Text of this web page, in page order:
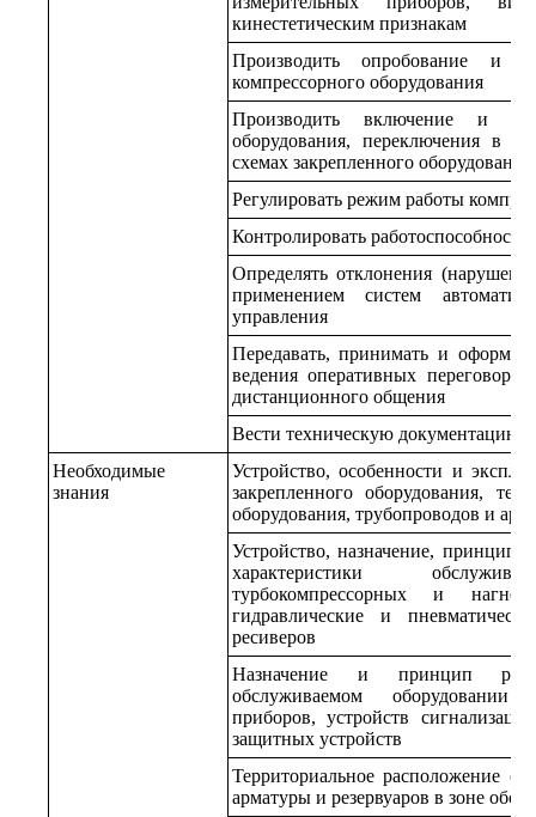
кинестетическим признакам
Производить опробование и
компрессорного оборудования
Производить включение и
оборудования, переключения в
схемах закрепленного оборудования
Регулировать режим работы
Контролировать
Определять отклонения
применением систем
управления
Передавать, принимать и
ведения оперативных
дистанционного общения
Вести техническую документацию
Необходимые
знания
Устройство, особенности и
закрепленного оборудования,
оборудования, трубопроводов и
Устройство, назначение, принцип
характеристики
турбокомпрессорных и
гидравлические и
ресиверов
Назначение и принцип
обслуживаемом оборудовании
приборов, устройств
защитных устройств
Территориальное расположение
арматуры и резервуаров в зоне